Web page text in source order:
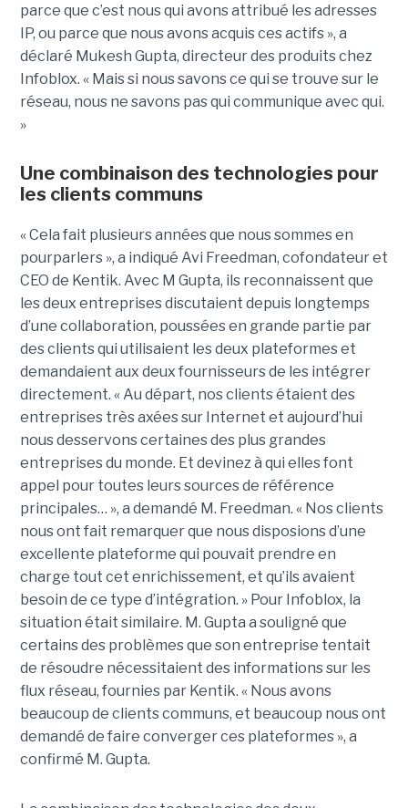
parce que c’est nous qui avons attribué les adresses
IP, ou parce que nous avons acquis ces actifs », a
déclaré Mukesh Gupta, directeur des produits chez
Infoblox. « Mais si nous savons ce qui se trouve sur le
réseau, nous ne savons pas qui communique avec qui.
»
Une combinaison des technologies pour
les clients communs
« Cela fait plusieurs années que nous sommes en
pourparlers », a indiqué Avi Freedman, cofondateur et
CEO de Kentik. Avec M Gupta, ils reconnaissent que
les deux entreprises discutaient depuis longtemps
d’une collaboration, poussées en grande partie par
des clients qui utilisaient les deux plateformes et
demandaient aux deux fournisseurs de les intégrer
directement. « Au départ, nos clients étaient des
entreprises très axées sur Internet et aujourd’hui
nous desservons certaines des plus grandes
entreprises du monde. Et devinez à qui elles font
appel pour toutes leurs sources de référence
principales… », a demandé M. Freedman. « Nos clients
nous ont fait remarquer que nous disposions d’une
excellente plateforme qui pouvait prendre en
charge tout cet enrichissement, et qu’ils avaient
besoin de ce type d’intégration. » Pour Infoblox, la
situation était similaire. M. Gupta a souligné que
certains des problèmes que son entreprise tentait
de résoudre nécessitaient des informations sur les
flux réseau, fournies par Kentik. « Nous avons
beaucoup de clients communs, et beaucoup nous ont
demandé de faire converger ces plateformes », a
confirmé M. Gupta.